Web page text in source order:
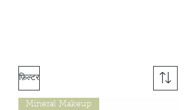
फ़िल्टर
Mineral Makeup